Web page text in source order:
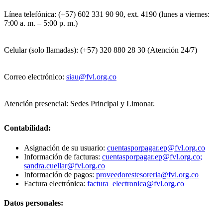
Línea telefónica: (+57) 602 331 90 90, ext. 4190 (lunes a viernes:
7:00 a. m. – 5:00 p. m.)
Celular (solo llamadas): (+57) 320 880 28 30 (Atención 24/7)
Correo electrónico: siau@fvl.org.co
Atención presencial: Sedes Principal y Limonar.
Contabilidad:
Asignación de su usuario: cuentasporpagar.ep@fvl.org.co
Información de facturas: cuentasporpagar.ep@fvl.org.co;
sandra.cuellar@fvl.org.co
Información de pagos: proveedorestesoreria@fvl.org.co
Factura electrónica: factura_electronica@fvl.org.co
Datos personales: